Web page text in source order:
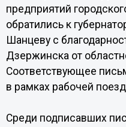
предприятий
обратились к
Шанцеву с
Дзержинска от
Соответствующее
в рамках рабочей
Среди подписавших